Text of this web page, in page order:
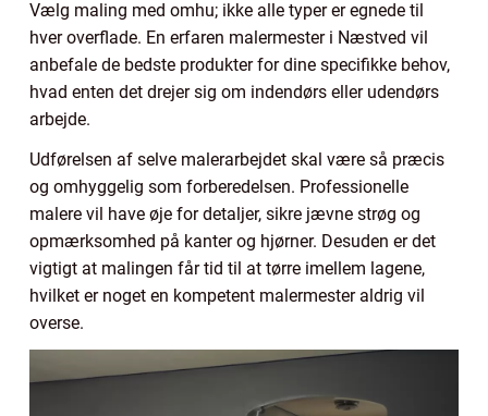
Vælg maling med omhu; ikke alle typer er egnede til
hver overflade. En erfaren malermester i Næstved vil
anbefale de bedste produkter for dine specifikke behov,
hvad enten det drejer sig om indendørs eller udendørs
arbejde.
Udførelsen af selve malerarbejdet skal være så præcis
og omhyggelig som forberedelsen. Professionelle
malere vil have øje for detaljer, sikre jævne strøg og
opmærksomhed på kanter og hjørner. Desuden er det
vigtigt at malingen får tid til at tørre imellem lagene,
hvilket er noget en kompetent malermester aldrig vil
overse.